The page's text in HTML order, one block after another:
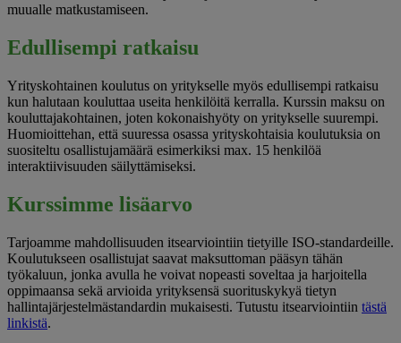
muualle matkustamiseen.
Edullisempi ratkaisu
Yrityskohtainen koulutus on yritykselle myös edullisempi ratkaisu
kun halutaan kouluttaa useita henkilöitä kerralla. Kurssin maksu on
kouluttajakohtainen, joten kokonaishyöty on yritykselle suurempi.
Huomioittehan, että suuressa osassa yrityskohtaisia koulutuksia on
suositeltu osallistujamäärä esimerkiksi max. 15 henkilöä
interaktiivisuuden säilyttämiseksi.
Kurssimme lisäarvo
Tarjoamme mahdollisuuden itsearviointiin tietyille ISO-standardeille.
Koulutukseen osallistujat saavat maksuttoman pääsyn tähän
työkaluun, jonka avulla he voivat nopeasti soveltaa ja harjoitella
oppimaansa sekä arvioida yrityksensä suorituskykyä tietyn
hallintajärjestelmästandardin mukaisesti. Tutustu itsearviointiin tästä
linkistä.